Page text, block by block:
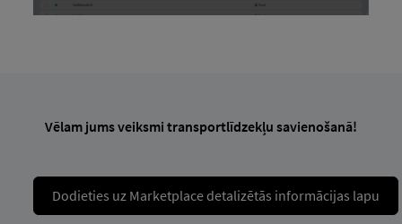
Vēlam jums veiksmi transportlīdzekļu savienošanā!
Dodieties uz Marketplace detalizētās informācijas lapu